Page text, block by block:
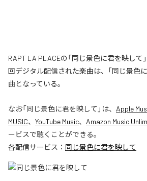
RAPT LA PLACEの「同じ景色に君を映して
回デジタル配信された楽曲は、「同じ景色
曲となっている。
なお「同じ景色に君を映して 」は、 Apple
MUSIC、 YouTube Music、 Amazon Music
ービスで聴くことができる。
各配信サービス： 同じ景色に君を映して